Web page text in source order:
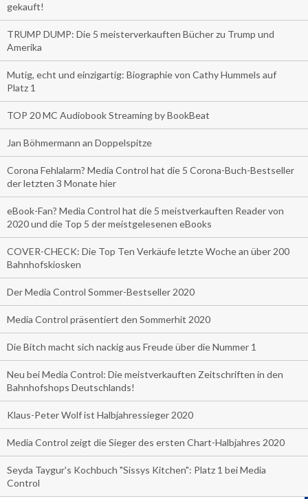
gekauft!
TRUMP DUMP: Die 5 meisterverkauften Bücher zu Trump und
Amerika
Mutig, echt und einzigartig: Biographie von Cathy Hummels auf
Platz 1
TOP 20 MC Audiobook Streaming by BookBeat
Jan Böhmermann an Doppelspitze
Corona Fehlalarm? Media Control hat die 5 Corona-Buch-Bestseller
der letzten 3 Monate hier
eBook-Fan? Media Control hat die 5 meistverkauften Reader von
2020 und die Top 5 der meistgelesenen eBooks
COVER-CHECK: Die Top Ten Verkäufe letzte Woche an über 200
Bahnhofskiosken
Der Media Control Sommer-Bestseller 2020
Media Control präsentiert den Sommerhit 2020
Die Bitch macht sich nackig aus Freude über die Nummer 1
Neu bei Media Control: Die meistverkauften Zeitschriften in den
Bahnhofshops Deutschlands!
Klaus-Peter Wolf ist Halbjahressieger 2020
Media Control zeigt die Sieger des ersten Chart-Halbjahres 2020
Seyda Taygur's Kochbuch "Sissys Kitchen": Platz 1 bei Media
Control